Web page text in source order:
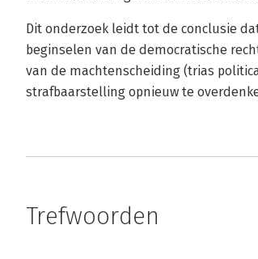
Dit onderzoek leidt tot de conclusie
beginselen van de democratische
van de machtenscheiding (trias
strafbaarstelling opnieuw te
Trefwoorden